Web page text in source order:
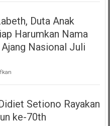
Elizabeth
Duta
Anak
Sumsel
Menginspirasi
Modelling
Positif
Duta Anak
Harumkan Nama
Ajang Nasional Juli
pada
Elizabeth,
Anak
Sumsel
Siap
Setiono Rayakan
ke-70th